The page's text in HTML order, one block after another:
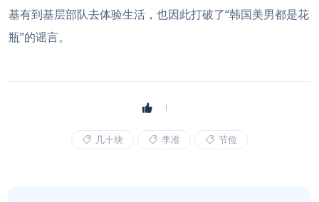
基有到基层部队去体验生活，也因此打破了“韩国美男都是花
瓶”的谣言。
几十块 李准 节俭